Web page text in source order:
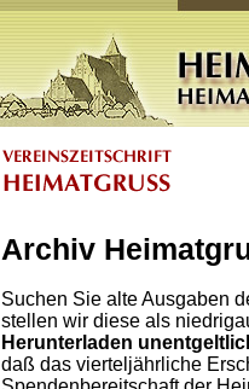
Archiv
Suchen Sie alte Ausgaben
stellen wir diese als
Herunterladen
daß das vierteljährliche